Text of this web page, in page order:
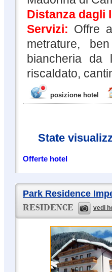
Distanza dagli
Servizi: Offre
metrature,
biancheria da
riscaldato,
posizione hotel
State
Offerte hotel
Park Residence
vedi